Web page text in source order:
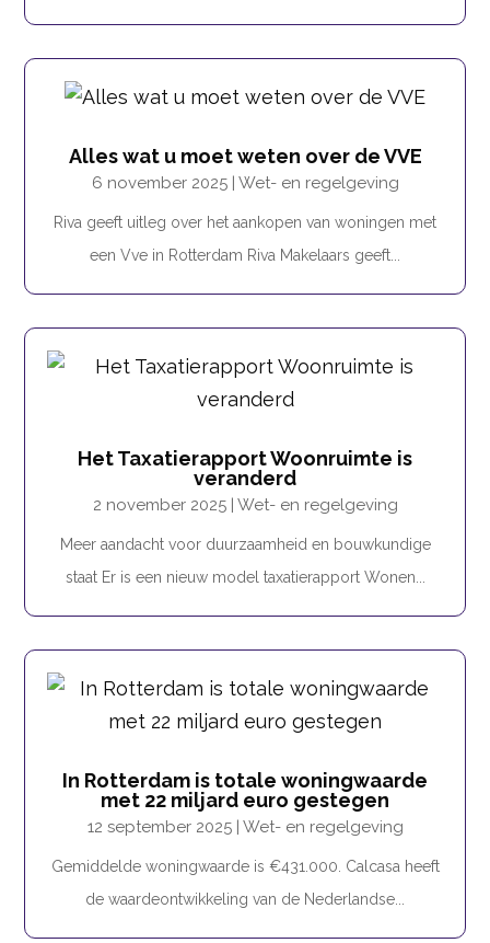
Alles wat u moet weten over de VVE
6 november 2025| Wet- en regelgeving
Riva geeft uitleg over het aankopen van woningen met
een Vve in Rotterdam Riva Makelaars geeft...
Het Taxatierapport Woonruimte is
veranderd
2 november 2025| Wet- en regelgeving
Meer aandacht voor duurzaamheid en bouwkundige
staat Er is een nieuw model taxatierapport Wonen...
In Rotterdam is totale woningwaarde
met 22 miljard euro gestegen
12 september 2025| Wet- en regelgeving
Gemiddelde woningwaarde is €431.000. Calcasa heeft
de waardeontwikkeling van de Nederlandse...